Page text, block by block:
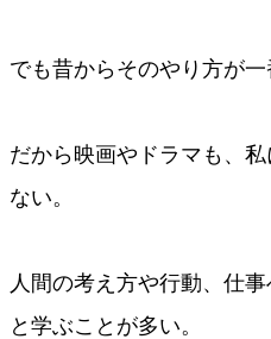
でも昔からそのやり方が一
だから映画やドラマも、
ない。
人間の考え方や行動、仕
と学ぶことが多い。